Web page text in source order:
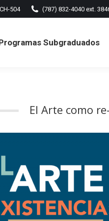
504 (787) 832-4040 ext.
Subgraduados
El Arte como
Subgraduados